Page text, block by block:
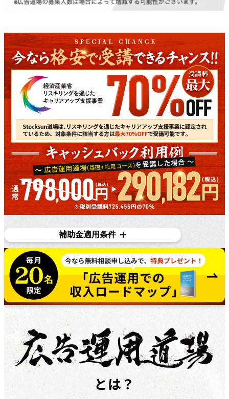
補助金適用条件
対象条件
在職者であり、​雇用主の​変更を​伴う​転職を​目指している
方で​あれば、​正社員、​契約・派遣社員、​パートや​アルバ
イトの​方など、​幅広く​ご利用いただけます。詳しくは無
料個別相談にてご相談ください。
対象コース
キャッシュバックを​受けられる​コースは​「動画編集道場
Pro」​「広告運用道場」​「TechElite」​「LINE道場」
「動画デザイン道場」「YouTubeディレクター道場」
「LPO道場」「SNSデザイン道場」​です。
とは？